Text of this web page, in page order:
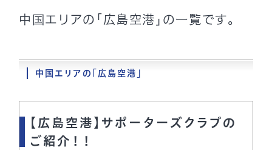
中国エリアの「広島空港」の一覧です。
中国エリアの「広島空港」
【広島空港】サポーターズクラブの
ご紹介！！